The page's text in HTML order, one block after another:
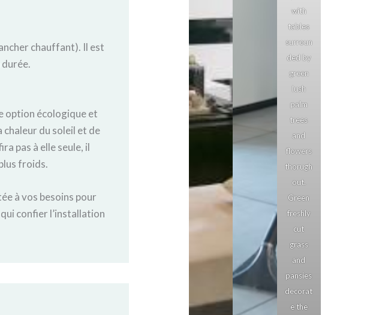
chauffant). Il est
option écologique et
chaleur du soleil et de
pas à elle seule, il
froids.
à vos besoins pour
confier l’installation
with
tables
surroun
ded by
green
lush
palm
trees
and
flowers
thorugh
out.
Green
freshly
cut
grass
and
pansies
decorat
e the